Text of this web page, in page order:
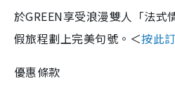
於GREEN享受浪漫雙人「法式
假旅程劃上完美句號。＜按此
優惠條款